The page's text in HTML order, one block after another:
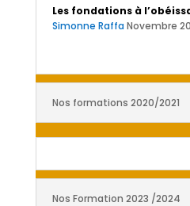
Les fondations à
Simonne Raffa Novembre
Nos formations 2020/2021
Nos Formation 2023 /2024